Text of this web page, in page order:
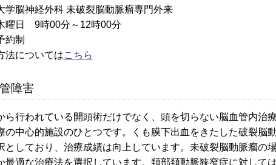
学脳神経外科 未破裂脳動脈瘤専門外来
曜日 9時00分～12時00分
約制
法についてはこちら
障害
ら行われている開頭術だけでなく、頭を切らない脳血管内治
の中心的施設のひとつです。くも膜下出血をきたした破裂脳
としており、治療成績は向上しています。未破裂脳動脈瘤の
最適な治療法を選択しています。頚部頚動脈狭窄症に対して